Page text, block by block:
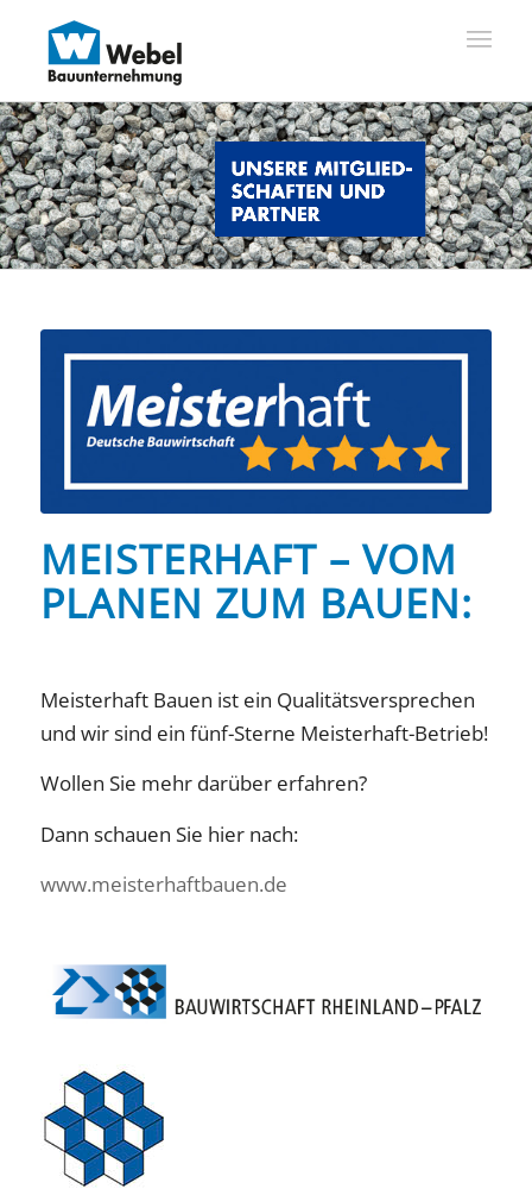
MEISTERHAFT – VOM
PLANEN ZUM BAUEN:
Meisterhaft Bauen ist ein Qualitätsversprechen
und wir sind ein fünf-Sterne Meisterhaft-Betrieb!
Wollen Sie mehr darüber erfahren?
Dann schauen Sie hier nach:
www.meisterhaftbauen.de